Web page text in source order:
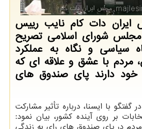
دات کام نایب رییس
شورای اسلامی تصریح
سیاسی و نگاه به عملکرد
با عشق و علاقه ای که
خود دارند پای صندوق های
با ایسنا، درباره تأثیر مشارکت
بر روی آینده کشور، بیان نمود: